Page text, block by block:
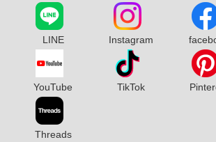
LINE Instagram
YouTube TikTok
Threads